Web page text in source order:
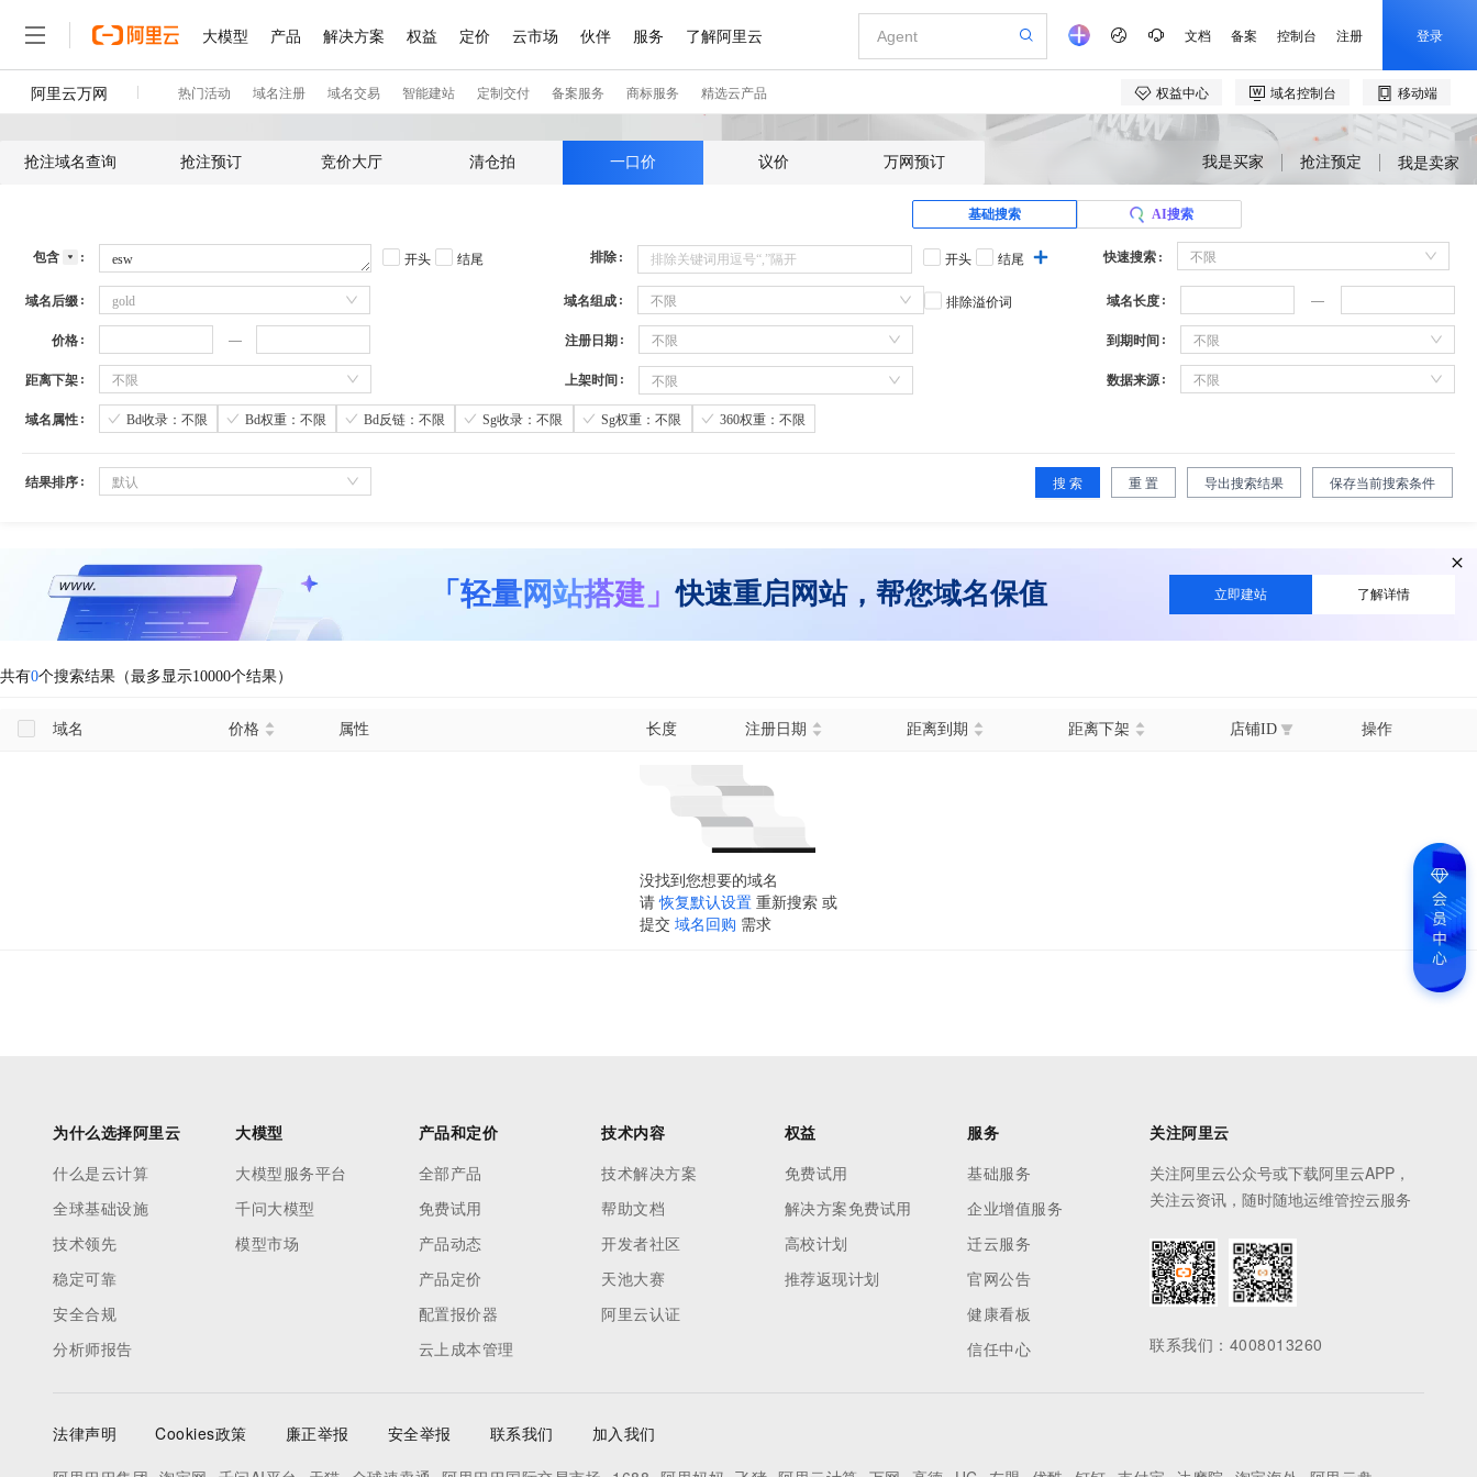
抢注域名查询 抢注预订 竞价大厅 清仓拍 一口价 议价 万网预订 我是买家 抢注预定 我是卖家
基础搜索 AI搜索
包含 开头 结尾 排除 开头 结尾 快速搜索 不限
域名后缀 gold 域名组成 不限 排除溢价词 域名长度
价格 注册日期 不限 到期时间 不限
距离下架 不限 上架时间 不限 数据来源 不限
域名属性 Bd收录：不限 Bd权重：不限 Bd反链：不限 Sg收录：不限 Sg权重：不限 360权重：不限
结果排序 默认 搜 索 重 置 导出搜索结果 保存当前搜索条件
「轻量网站搭建」快速重启网站，帮您域名保值 立即建站 了解详情
共有0个搜索结果（最多显示10000个结果）
域名 价格 属性 长度 注册日期 距离到期 距离下架 店铺ID 操作
没找到您想要的域名
请 恢复默认设置 重新搜索 或
提交 域名回购 需求